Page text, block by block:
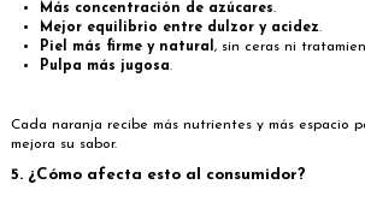
Más concentración de azúcares.
Mejor equilibrio entre dulzor y acidez.
Piel más firme y natural , sin ceras ni
Pulpa más jugosa.
Cada naranja recibe más nutrientes y más espacio
mejora su sabor.
5. ¿Cómo afecta esto al consumidor?